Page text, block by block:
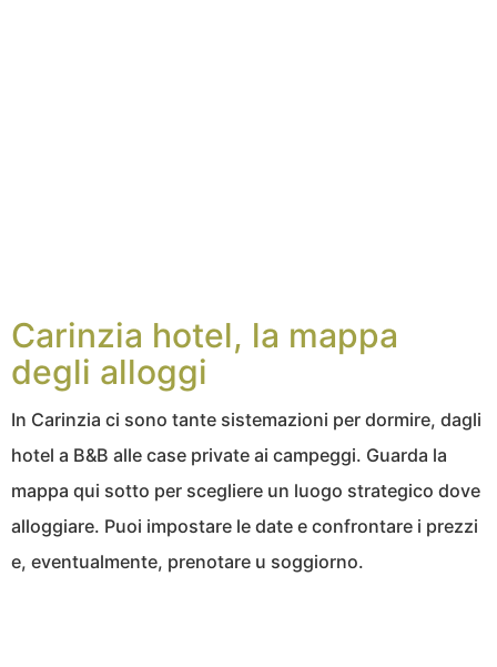
Carinzia hotel, la mappa
degli alloggi
In Carinzia ci sono tante sistemazioni per dormire, dagli
hotel a B&B alle case private ai campeggi. Guarda la
mappa qui sotto per scegliere un luogo strategico dove
alloggiare. Puoi impostare le date e confrontare i prezzi
e, eventualmente, prenotare u soggiorno.